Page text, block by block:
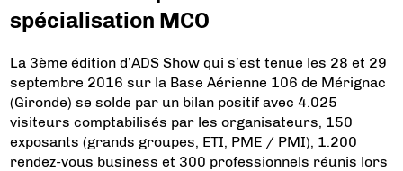
spécialisation MCO
La 3ème édition d’ADS Show qui s’est tenue les 28 et 29
septembre 2016 sur la Base Aérienne 106 de Mérignac
(Gironde) se solde par un bilan positif avec 4.025
visiteurs comptabilisés par les organisateurs, 150
exposants (grands groupes, ETI, PME / PMI), 1.200
rendez-vous business et 300 professionnels réunis lors